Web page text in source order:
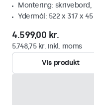
Montering:
Ydermål: 522 x 317 x
4.599,00 kr.
5.748,75 kr. inkl. moms
Vis produkt